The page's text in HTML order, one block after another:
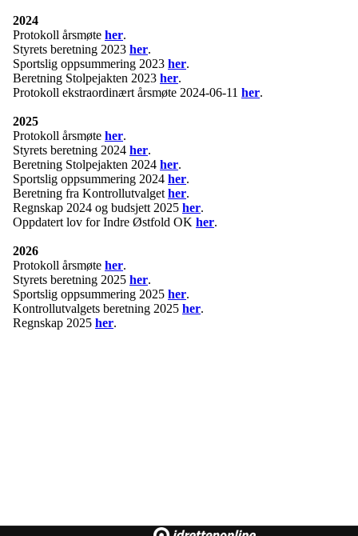
2024
Protokoll årsmøte her.
Styrets beretning 2023 her.
Sportslig oppsummering 2023 her.
Beretning Stolpejakten 2023 her.
Protokoll ekstraordinært årsmøte 2024-06-11 her.
2025
Protokoll årsmøte her.
Styrets beretning 2024 her.
Beretning Stolpejakten 2024 her.
Sportslig oppsummering 2024 her.
Beretning fra Kontrollutvalget her.
Regnskap 2024 og budsjett 2025 her.
Oppdatert lov for Indre Østfold OK her.
2026
Protokoll årsmøte her.
Styrets beretning 2025 her.
Sportslig oppsummering 2025 her.
Kontrollutvalgets beretning 2025 her.
Regnskap 2025 her.